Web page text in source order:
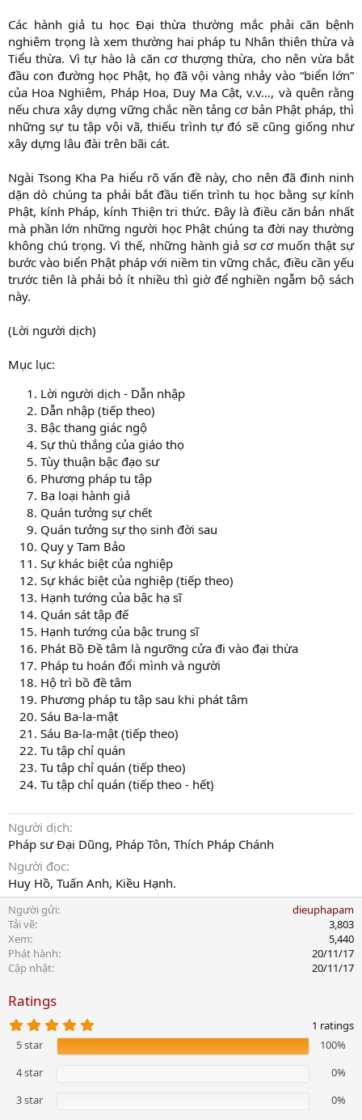
Các hành giả tu học Đại thừa thường mắc phải căn bệnh
nghiêm trọng là xem thường hai pháp tu Nhân thiên thừa và
Tiểu thừa. Vì tự hào là căn cơ thượng thừa, cho nên vừa bắt
đầu con đường học Phật, họ đã vội vàng nhảy vào “biển lớn”
của Hoa Nghiêm, Pháp Hoa, Duy Ma Cật, v.v…, và quên rằng
nếu chưa xây dựng vững chắc nền tảng cơ bản Phật pháp, thì
những sự tu tập vội vã, thiếu trình tự đó sẽ cũng giống như
xây dựng lâu đài trên bãi cát.
Ngài Tsong Kha Pa hiểu rõ vấn đề này, cho nên đã đinh ninh
dặn dò chúng ta phải bắt đầu tiến trình tu học bằng sự kính
Phật, kính Pháp, kính Thiện tri thức. Đây là điều căn bản nhất
mà phần lớn những người học Phật chúng ta đời nay thường
không chú trọng. Vì thế, những hành giả sơ cơ muốn thật sự
bước vào biển Phật pháp với niềm tin vững chắc, điều cần yếu
trước tiên là phải bỏ ít nhiều thì giờ để nghiền ngẫm bộ sách
này.
(Lời người dịch)
Mục lục:
Lời người dịch - Dẫn nhập
Dẫn nhập (tiếp theo)
Bậc thang giác ngộ
Sự thù thắng của giáo thọ
Tùy thuận bậc đạo sư
Phương pháp tu tập
Ba loại hành giả
Quán tưởng sự chết
Quán tưởng sự thọ sinh đời sau
Quy y Tam Bảo
Sự khác biệt của nghiệp
Sự khác biệt của nghiệp (tiếp theo)
Hạnh tướng của bậc hạ sĩ
Quán sát tập đế
Hạnh tướng của bậc trung sĩ
Phát Bồ Đề tâm là ngưỡng cửa đi vào đại thừa
Pháp tu hoán đổi mình và người
Hộ trì bồ đề tâm
Phương pháp tu tập sau khi phát tâm
Sáu Ba-la-mật
Sáu Ba-la-mật (tiếp theo)
Tu tập chỉ quán
Tu tập chỉ quán (tiếp theo)
Tu tập chỉ quán (tiếp theo - hết)
Người dịch
Pháp sư Đại Dũng, Pháp Tôn, Thích Pháp Chánh
Người đọc
Huy Hồ, Tuấn Anh, Kiều Hạnh.
Người gửi
dieuphapam
Tải về
3,803
Xem
5,440
Phát hành
20/11/17
Cập nhật
20/11/17
Ratings
.
0
0
1 ratings
5 star
100%
4 star
0%
3 star
0%